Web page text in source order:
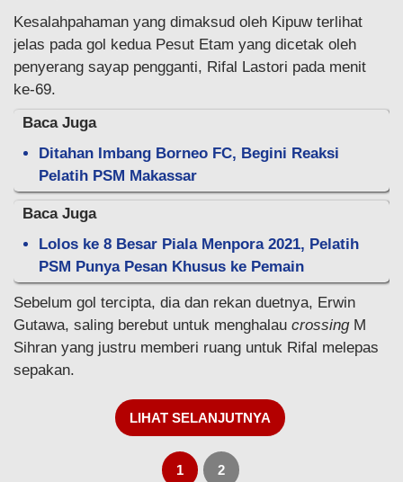
Kesalahpahaman yang dimaksud oleh Kipuw terlihat
jelas pada gol kedua Pesut Etam yang dicetak oleh
penyerang sayap pengganti, Rifal Lastori pada menit
ke-69.
Baca Juga
Ditahan Imbang Borneo FC, Begini Reaksi
Pelatih PSM Makassar
Baca Juga
Lolos ke 8 Besar Piala Menpora 2021, Pelatih
PSM Punya Pesan Khusus ke Pemain
Sebelum gol tercipta, dia dan rekan duetnya, Erwin
Gutawa, saling berebut untuk menghalau crossingM
Sihran yang justru memberi ruang untuk Rifal melepas
sepakan.
LIHAT SELANJUTNYA
1 2